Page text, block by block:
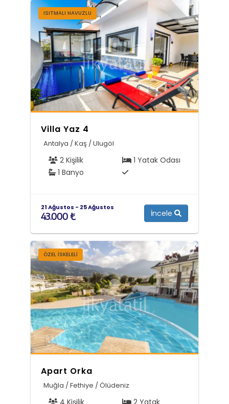
ISITMALI HAVUZLU
Villa Yaz 4
Antalya / Kaş / Ulugöl
2 Kişilik
1 Yatak Odası
1 Banyo
21 Ağustos - 25 Ağustos
43.000 ₺ İncele
ÖZEL ISKELELI
Apart Orka
Muğla / Fethiye / Ölüdeniz
4 Kişilik 2 Yatak